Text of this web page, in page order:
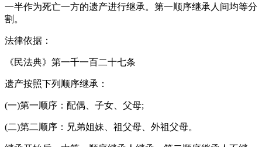
一半作为死亡一方的遗产进行继承。第一顺序继承人间均等分
割。
法律依据：
《民法典》第一千一百二十七条
遗产按照下列顺序继承：
(一)第一顺序：配偶、子女、父母;
(二)第二顺序：兄弟姐妹、祖父母、外祖父母。